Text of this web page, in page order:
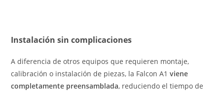
Instalación sin complicaciones
A diferencia de otros equipos que requieren montaje,
calibración o instalación de piezas, la Falcon A1viene
completamente preensamblada, reduciendo el tiempo de